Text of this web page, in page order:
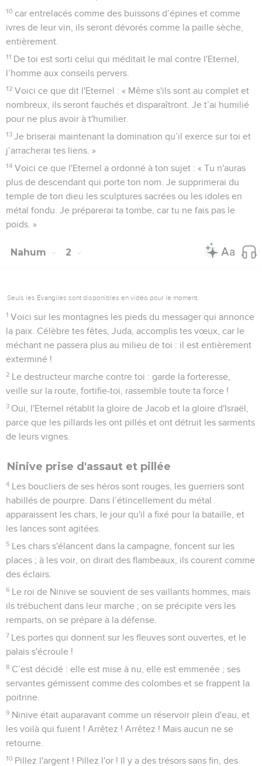
10 car entrelacés comme des buissons d’épines et comme
ivres de leur vin, ils seront dévorés comme la paille sèche,
entièrement.
11 De toi est sorti celui qui méditait le mal contre l'Eternel,
l’homme aux conseils pervers.
12 Voici ce que dit l'Eternel : « Même s'ils sont au complet et
nombreux, ils seront fauchés et disparaîtront. Je t’ai humilié
pour ne plus avoir à t'humilier.
13 Je briserai maintenant la domination qu’il exerce sur toi et
j’arracherai tes liens. »
14 Voici ce que l'Eternel a ordonné à ton sujet : « Tu n'auras
plus de descendant qui porte ton nom. Je supprimerai du
temple de ton dieu les sculptures sacrées ou les idoles en
métal fondu. Je préparerai ta tombe, car tu ne fais pas le
poids. »
Nahum 2
Seuls les Évangiles sont disponibles en vidéo pour le moment.
1 Voici sur les montagnes les pieds du messager qui annonce
la paix. Célèbre tes fêtes, Juda, accomplis tes vœux, car le
méchant ne passera plus au milieu de toi : il est entièrement
exterminé !
2 Le destructeur marche contre toi : garde la forteresse,
veille sur la route, fortifie-toi, rassemble toute ta force !
3 Oui, l'Eternel rétablit la gloire de Jacob et la gloire d'Israël,
parce que les pillards les ont pillés et ont détruit les sarments
de leurs vignes.
Ninive prise d'assaut et pillée
4 Les boucliers de ses héros sont rouges, les guerriers sont
habillés de pourpre. Dans l’étincellement du métal
apparaissent les chars, le jour qu'il a fixé pour la bataille, et
les lances sont agitées.
5 Les chars s'élancent dans la campagne, foncent sur les
places ; à les voir, on dirait des flambeaux, ils courent comme
des éclairs.
6 Le roi de Ninive se souvient de ses vaillants hommes, mais
ils trébuchent dans leur marche ; on se précipite vers les
remparts, on se prépare à la défense.
7 Les portes qui donnent sur les fleuves sont ouvertes, et le
palais s'écroule !
8 C’est décidé : elle est mise à nu, elle est emmenée ; ses
servantes gémissent comme des colombes et se frappent la
poitrine.
9 Ninive était auparavant comme un réservoir plein d'eau, et
les voilà qui fuient ! Arrêtez ! Arrêtez ! Mais aucun ne se
retourne.
10 Pillez l'argent ! Pillez l'or ! Il y a des trésors sans fin, des